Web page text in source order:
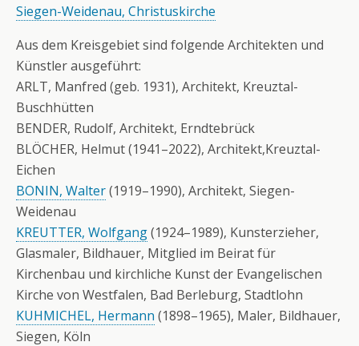
Siegen-Weidenau, Christuskirche
Aus dem Kreisgebiet sind folgende Architekten und
Künstler ausgeführt:
ARLT, Manfred (geb. 1931), Architekt, Kreuztal-
Buschhütten
BENDER, Rudolf, Architekt, Erndtebrück
BLÖCHER, Helmut (1941–2022), Architekt,Kreuztal-
Eichen
BONIN, Walter(1919–1990), Architekt, Siegen-
Weidenau
KREUTTER, Wolfgang(1924–1989), Kunsterzieher,
Glasmaler, Bildhauer, Mitglied im Beirat für
Kirchenbau und kirchliche Kunst der Evangelischen
Kirche von Westfalen, Bad Berleburg, Stadtlohn
KUHMICHEL, Hermann (1898–1965), Maler, Bildhauer,
Siegen, Köln